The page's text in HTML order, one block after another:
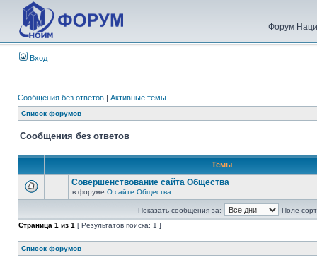
Форум
Вход
Сообщения без ответов | Активные темы
Список форумов
Сообщения без ответов
Темы
Совершенствование сайта Общества
в форуме О сайте Общества
Показать сообщения за:
Поле
Страница 1 из 1 [ Результатов поиска: 1 ]
Список форумов